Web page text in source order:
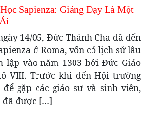
Sapienza: Giảng Dạy Là Một
14/05, Đức Thánh Cha đã đến
ở Roma, vốn có lịch sử lâu
lập vào năm 1303 bởi Đức Giáo
VIII. Trước khi đến Hội trường
gặp các giáo sư và sinh viên,
đã được […]